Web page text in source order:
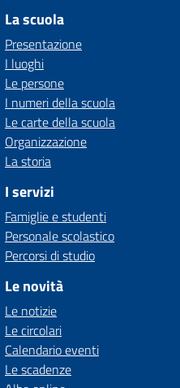
La scuola
Presentazione
I luoghi
Le persone
I numeri della scuola
Le carte della scuola
Organizzazione
La storia
I servizi
Famiglie e studenti
Personale scolastico
Percorsi di studio
Le novità
Le notizie
Le circolari
Calendario eventi
Le scadenze